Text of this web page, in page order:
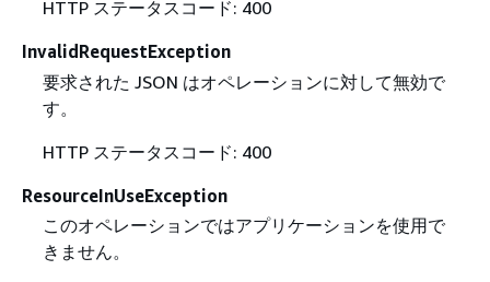
HTTP ステータスコード: 400
InvalidRequestException
要求された JSON はオペレーションに対して無効で
す。
HTTP ステータスコード: 400
ResourceInUseException
このオペレーションではアプリケーションを使用で
きません。